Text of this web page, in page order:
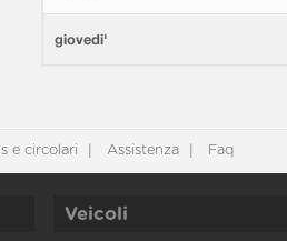
giovedi'
e circolari Assistenza Faq
Veicoli